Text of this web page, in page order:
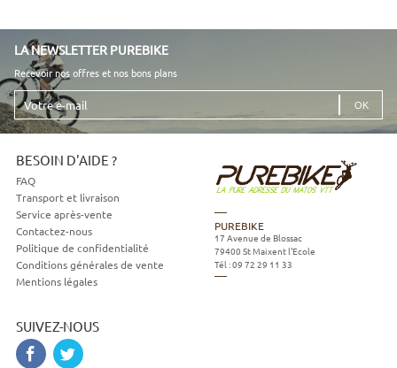
LA NEWSLETTER PUREBIKE
Recevoir nos offres et nos bons plans
Votre
e-
mail
BESOIN D'AIDE ?
FAQ
Transport et livraison
Service après-vente
Contactez-nous
Politique de confidentialité
Conditions générales de vente
Mentions légales
SUIVEZ-NOUS
PUREBIKE
17 Avenue de Blossac
79400 St Maixent l'Ecole
Tél :09 72 29 11 33